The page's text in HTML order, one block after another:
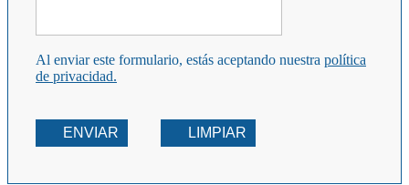
Al enviar este formulario, estás aceptando nuestra política
de privacidad.
ENVIAR LIMPIAR